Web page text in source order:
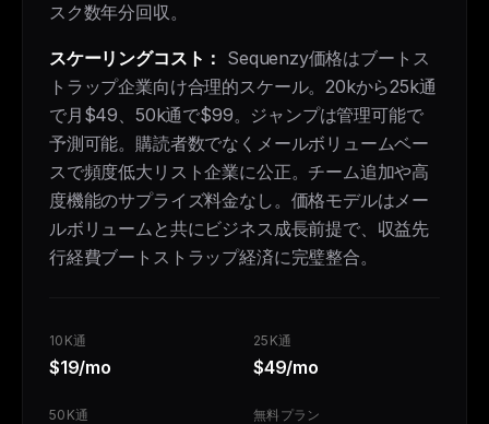
スク数年分回収。
スケーリングコスト： Sequenzy価格はブートス
トラップ企業向け合理的スケール。20kから25k通
で月$49、50k通で$99。ジャンプは管理可能で
予測可能。購読者数でなくメールボリュームベー
スで頻度低大リスト企業に公正。チーム追加や高
度機能のサプライズ料金なし。価格モデルはメー
ルボリュームと共にビジネス成長前提で、収益先
行経費ブートストラップ経済に完璧整合。
10K通
$19/mo
25K通
$49/mo
50K通 無料プラン